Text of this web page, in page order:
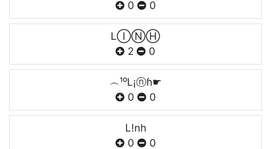
0
0
LⒾⓃⒽ
2
0
︵¹⁰L¡ⓝɦ☛
0
0
L!nh
0
0